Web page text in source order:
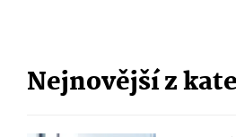
Nejnovější z